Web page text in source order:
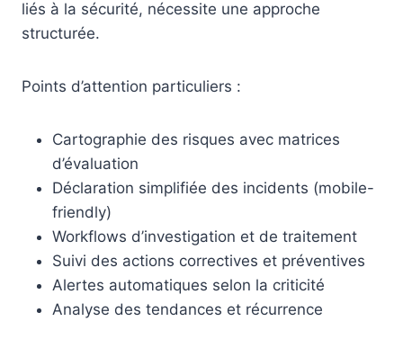
liés à la sécurité, nécessite une approche
structurée.
Points d’attention particuliers :
Cartographie des risques avec matrices
d’évaluation
Déclaration simplifiée des incidents (mobile-
friendly)
Workflows d’investigation et de traitement
Suivi des actions correctives et préventives
Alertes automatiques selon la criticité
Analyse des tendances et récurrence